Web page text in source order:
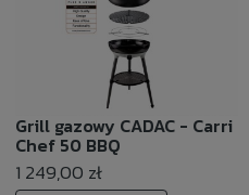
Grill gazowy CADAC - Carri
Chef 50 BBQ
1 249,00 zł